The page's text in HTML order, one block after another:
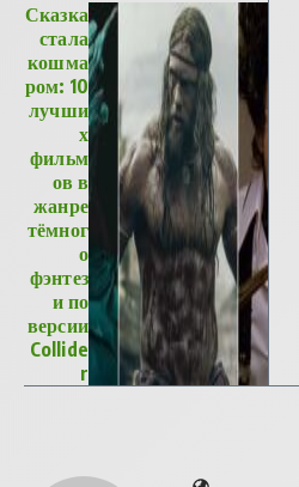
Сказка
стала
кошма
ром: 10
лучши
х
фильм
ов в
жанре
тёмног
о
фэнтез
и по
версии
Collide
r